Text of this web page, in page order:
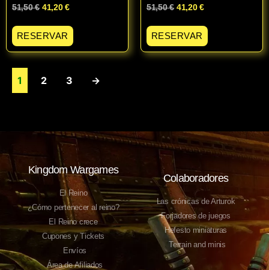
51,50€ 41,20€
RESERVAR
51,50€ 41,20€
RESERVAR
1 2 3 →
Kingdom Wargames
El Reino
¿Cómo pertenecer al reino?
El Reino crece
Cupones y Tickets
Envíos
Área de Afiliados
Colaboradores
Las crónicas de Arturok
Forjadores de juegos
Hefesto miniaturas
Terrain and minis